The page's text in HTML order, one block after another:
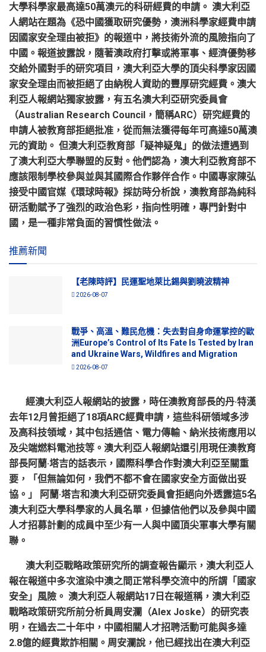
大學科學家最高達50萬澳元的科研經費的申請。 澳大利亞
人網站在題為《恐中國獲取研究優勢，澳洲科學家經費申請
因國家安全理由被拒》的報道中，將技術外流的風險指向了
中國。報道披露說，隨著澳政府打擊或將軍事、經濟優勢移
交給外國對手的研究項目，澳大利亞大學的頂尖科學家因國
家安全理由而被拒絕了由納稅人資助的豐厚研究經費。澳大
利亞人報網站獨家披露，有五名澳大利亞研究委員會
（Australian Research Council，簡稱ARC）研究經費的
申請人被教育部拒絕批准，從而無法獲得每年可高達50萬澳
元的資助。 但澳大利亞教育部「疑神疑鬼」的做法遭遇到
了澳大利亞大學聯盟的反對。他們認為，澳大利亞教育部不
應該限制學校參與並與其國際合作夥伴合作。中國專家陳弘
接受中國官媒《環球時報》採訪時分析說，澳教育部為純科
研活動賦予了強烈的政治色彩，指向性明確，專門針對中
國，是一種非常負面的習慣性做法。
推薦新聞
【老陳時評】民運聖地萊比錫與劉曉波精神
2026-08-07
戰爭、高溫、難民危機：失去對自身命運掌控的歐
洲Europe’s Control of Its Fate Is Tested by Iran
and Ukraine Wars, Wildfires and Migration
2026-08-07
經澳大利亞人報網站的披露，時任澳教育部長的丹·特漢
去年12月曾拒絕了18項ARC經費申請，這些科研領域多涉
及高科技領域，其中包括通信、電力傳輸、納米技術應用以
及尖端燃料電池技等。澳大利亞人報網站還引用現任澳教育
部長阿蘭·塔吉的話表示，國際科學合作對澳大利亞至關重
要，「但無論如何，我們不都不會在國家安全方面做出妥
協。」 阿蘭·塔吉和澳大利亞研究委員會拒絕向外透露這5名
澳大利亞大學科學家的人員名單，但據信他們以及參與中國
人才招募計劃的成員中至少有一人與中國頂尖軍事大學有關
聯。
澳大利亞戰略政策研究所的調查報告顯示，澳大利亞人
報在報道中多次渲染中澳之間正常科學交流中的所謂「國家
安全」風險。 澳大利亞人報網站17日在報道稱，澳大利亞
戰略政策研究所前分析員周安瀾（Alex Joske）的研究表
明，在過去二十年中，中國相關人才招聘活動可能與多達
2.8億的經費欺詐相關。周安瀾說，他已經找出在澳大利亞